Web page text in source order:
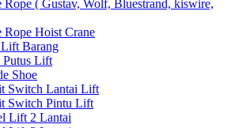
Rope ( Gustav, Wolf, Bluestrand, kiswire,
Rope Hoist Crane
Lift Barang
Putus Lift
Shoe
Switch Lantai Lift
Switch Pintu Lift
Lift 2 Lantai